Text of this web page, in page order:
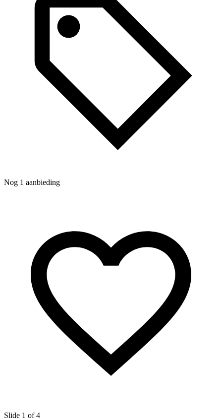
Nog 1 aanbieding
Slide 1 of 4